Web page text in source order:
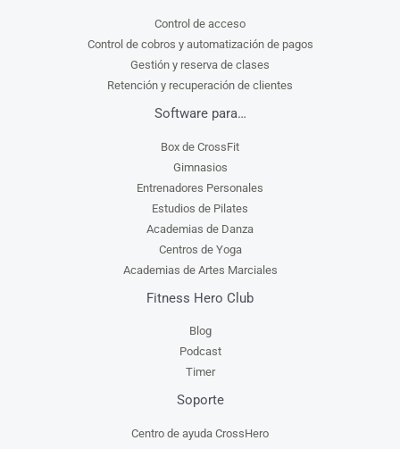
Control de acceso
Control de cobros y automatización de pagos
Gestión y reserva de clases
Retención y recuperación de clientes
Software para…
Box de CrossFit
Gimnasios
Entrenadores Personales
Estudios de Pilates
Academias de Danza
Centros de Yoga
Academias de Artes Marciales
Fitness Hero Club
Blog
Podcast
Timer
Soporte
Centro de ayuda CrossHero